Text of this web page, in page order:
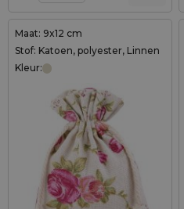
Maat: 9x12 cm
Stof: Katoen, polyester, Linnen
Kleur: